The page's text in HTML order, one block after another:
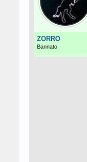
ZORRO
Bannato